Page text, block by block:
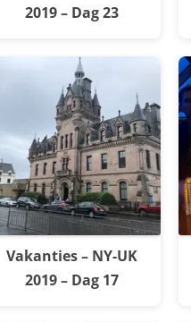
2019 – Dag 23
Vakanties – NY-UK
2019 – Dag 17